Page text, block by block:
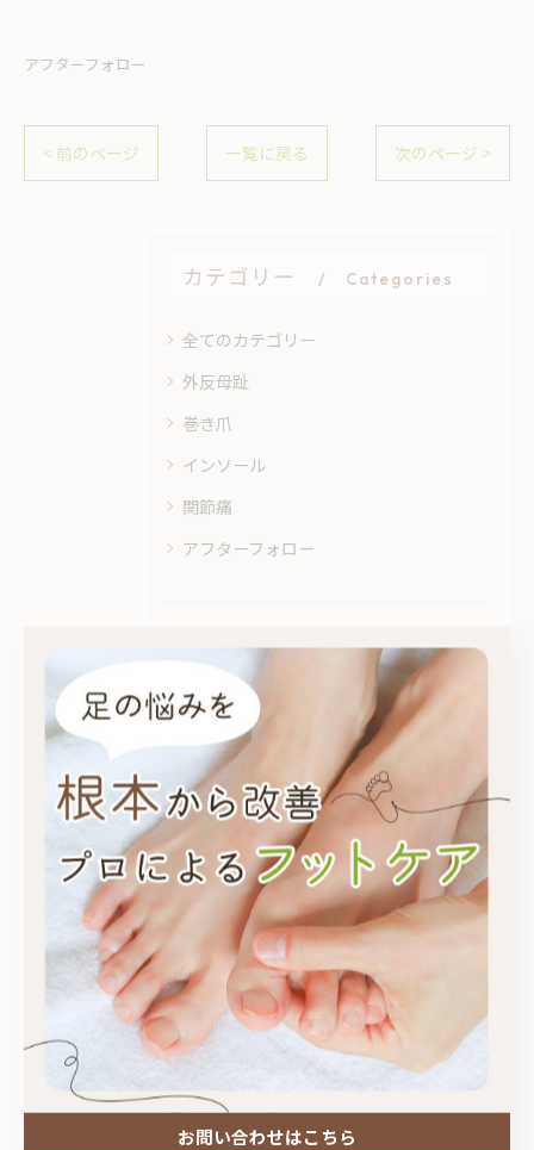
アフターフォロー
< 前のページ 一覧に戻る 次のページ >
カテゴリー Categories
全てのカテゴリー
外反母趾
巻き爪
インソール
関節痛
アフターフォロー
最近の投稿
Recent
Posts
2026/08/03
Highsoilフットケア1周年記念割引
2026/08/02
2026/07/30
お問い合わせはこちら